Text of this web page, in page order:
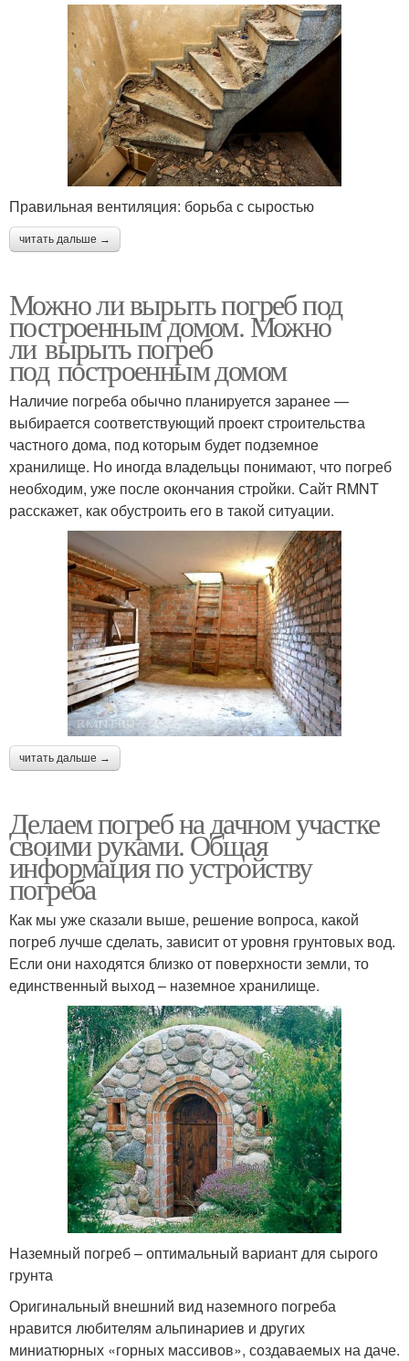
Правильная вентиляция: борьба с сыростью
читать дальше →
Можно ли вырыть погреб под
построенным домом. Можно
ли вырыть погреб
под построенным домом
Наличие погреба обычно планируется заранее —
выбирается соответствующий проект строительства
частного дома, под которым будет подземное
хранилище. Но иногда владельцы понимают, что погреб
необходим, уже после окончания стройки. Сайт RMNT
расскажет, как обустроить его в такой ситуации.
читать дальше →
Делаем погреб на дачном участке
своими руками. Общая
информация по устройству
погреба
Как мы уже сказали выше, решение вопроса, какой
погреб лучше сделать, зависит от уровня грунтовых вод.
Если они находятся близко от поверхности земли, то
единственный выход – наземное хранилище.
Наземный погреб – оптимальный вариант для сырого
грунта
Оригинальный внешний вид наземного погреба
нравится любителям альпинариев и других
миниатюрных «горных массивов», создаваемых на даче.